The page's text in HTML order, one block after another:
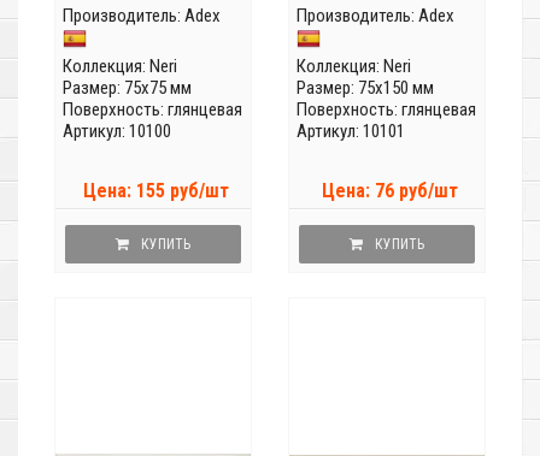
Производитель: Adex
Коллекция: Neri
Размер: 75x75 мм
Поверхность: глянцевая
Артикул: 10100
Цена: 155 руб/шт
КУПИТЬ
Производитель: Adex
Коллекция: Neri
Размер: 75x150 мм
Поверхность: глянцевая
Артикул: 10101
Цена: 76 руб/шт
КУПИТЬ